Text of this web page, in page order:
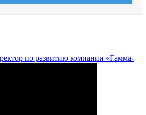
по развитию компании «Гамма-